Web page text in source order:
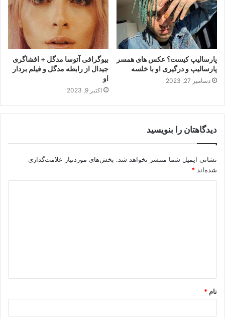
پارسالیپ کیست؟ عکس های همسر
پارسالیپ و درگیری او با خلسه
دسامبر 27, 2023
بیوگرافی آتوسا مدگل + افشاگری
جیدال از رابطه مدگل و فیلم بردار
او
اکتبر 9, 2023
دیدگاهتان را بنویسید
نشانی ایمیل شما منتشر نخواهد شد. بخش‌های موردنیاز علامت‌گذاری
شده‌اند *
نام *